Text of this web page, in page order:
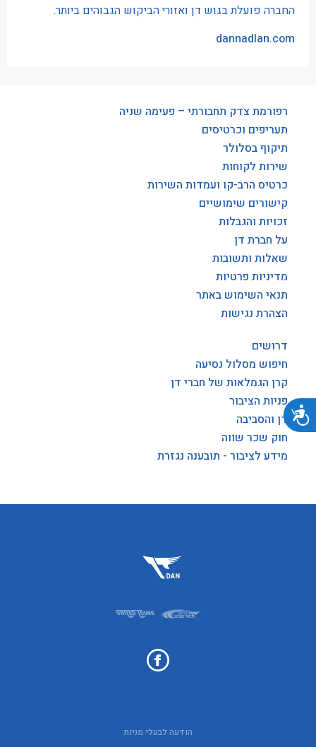
נגישות
החברה פועלת בגוש דן ואזורי הביקוש הגבוהים ביותר.
dannadlan.com
רפורמת צדק תחבורתי – פעימה שניה
תעריפים וכרטיסים
תיקוף בסלולר
שירות לקוחות
כרטיס הרב-קו ועמדות השירות
קישורים שימושיים
זכויות והגבלות
על חברת דן
שאלות ותשובות
מדיניות פרטיות
תנאי השימוש באתר
הצהרת נגישות
דרושים
חיפוש מסלול נסיעה
קרן הגמלאות של חברי דן
פניות הציבור
דן והסביבה
חוק שכר שווה
מידע לציבור - תובענה נגזרת
הודעה לבעלי מניות